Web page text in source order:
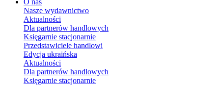
O nas
Nasze wydawnictwo
Aktualności
Dla partnerów handlowych
Księgarnie stacjonarnie
Przedstawiciele handlowi
Edycja ukraińska
Aktualności
Dla partnerów handlowych
Księgarnie stacjonarnie